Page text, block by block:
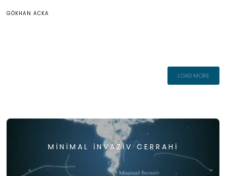
GÖKHAN ACKA
LOAD MORE
MINIMAL İNVAZIV CERRAHI